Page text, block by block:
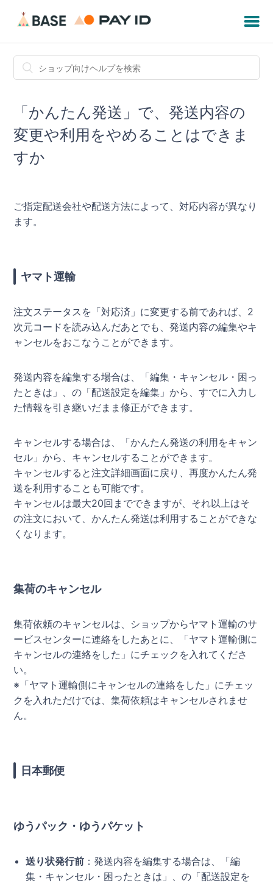
「かんたん発送」で、発送内容の
変更や利用をやめることはできま
すか
ご指定配送会社や配送方法によって、対応内容が異なり
ます。
ヤマト運輸
注文ステータスを「対応済」に変更する前であれば、2
次元コードを読み込んだあとでも、発送内容の編集やキ
ャンセルをおこなうことができます。
発送内容を編集する場合は、「編集・キャンセル・困っ
たときは」、の「配送設定を編集」から、すでに入力し
た情報を引き継いだまま修正ができます。
キャンセルする場合は、「かんたん発送の利用をキャン
セル」から、キャンセルすることができます。
キャンセルすると注文詳細画面に戻り、再度かんたん発
送を利用することも可能です。
キャンセルは最大20回までできますが、それ以上はそ
の注文において、かんたん発送は利用することができな
くなります。
集荷のキャンセル
集荷依頼のキャンセルは、ショップからヤマト運輸のサ
ービスセンターに連絡をしたあとに、「ヤマト運輸側に
キャンセルの連絡をした」にチェックを入れてくださ
い。
※「ヤマト運輸側にキャンセルの連絡をした」にチェッ
クを入れただけでは、集荷依頼はキャンセルされませ
ん。
日本郵便
ゆうパック・ゆうパケット
送り状発行前 ：発送内容を編集する場合は、「編
集・キャンセル・困ったときは」、の「配送設定を